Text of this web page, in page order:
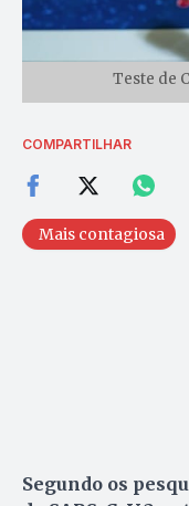
Teste de
COMPARTILHAR
Mais contagiosa
Segundo os